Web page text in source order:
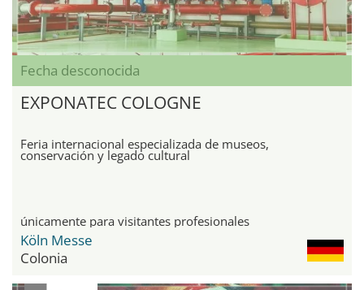
Fecha desconocida
EXPONATEC COLOGNE
Feria internacional especializada de museos,
conservación y legado cultural
únicamente para visitantes profesionales
Köln Messe
Colonia